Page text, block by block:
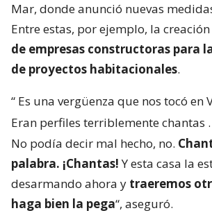
Mar, donde anunció nuevas
Entre estas, por ejemplo, la
de empresas constructoras para
de proyectos habitacionales.
“ Es una vergüenza que nos tocó en
Eran perfiles terriblemente chantas
No podía decir mal hecho, no.
palabra. ¡Chantas!Y esta casa la
desarmando ahora y traeremos
haga bien la pega“, aseguró.